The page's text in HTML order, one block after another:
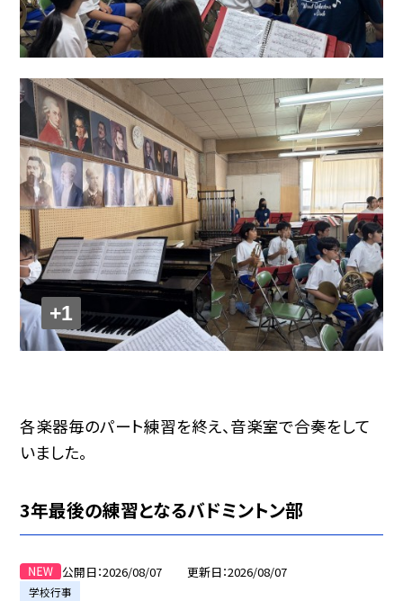
+1
各楽器毎のパート練習を終え、音楽室で合奏をして
いました。
3年最後の練習となるバドミントン部
公開日 2026/08/07 更新日 2026/08/07
学校行事